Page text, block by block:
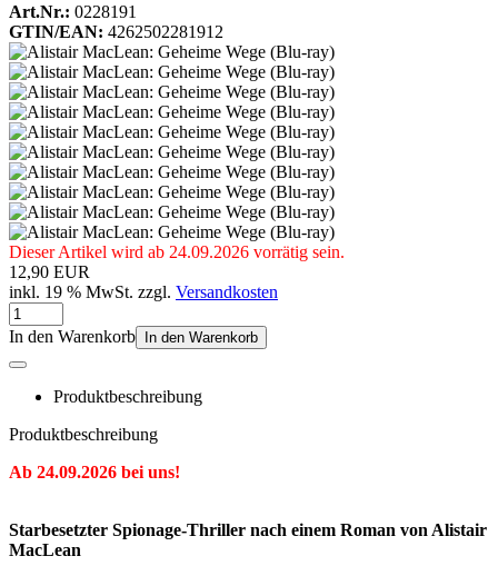
Art.Nr.: 0228191
GTIN/EAN: 4262502281912
Dieser Artikel wird ab 24.09.2026 vorrätig sein.
12,90 EUR
inkl. 19 % MwSt. zzgl. Versandkosten
In den Warenkorb In den Warenkorb
Produktbeschreibung
Produktbeschreibung
Ab 24.09.2026 bei uns!
Starbesetzter Spionage-Thriller nach einem Roman von Alistair
MacLean